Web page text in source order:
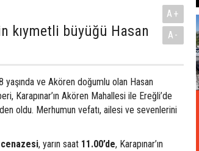
kıymetli büyüğü Hasan
A+
A-
yaşında ve Akören doğumlu olan Hasan
Karapınar’ın Akören Mahallesi ile Ereğli’de
oldu. Merhumun vefatı, ailesi ve sevenlerini
cenazesi, yarın saat 11.00’de, Karapınar’ın